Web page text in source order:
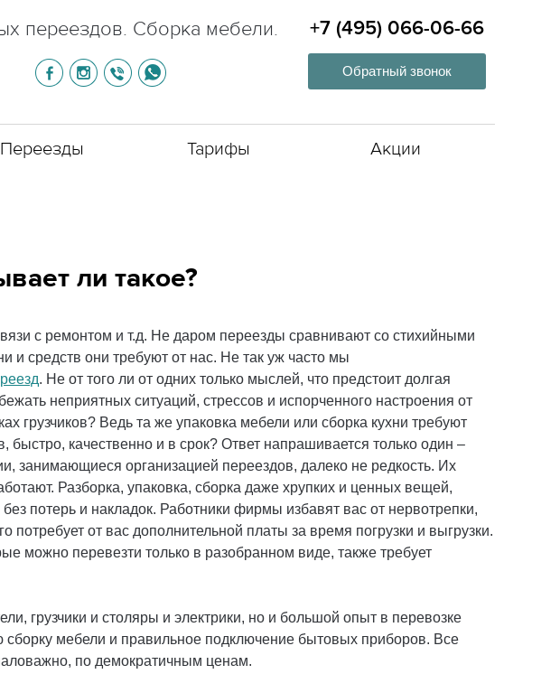
переездов. Сборка мебели. +7 (495) 066-06-66
Обратный звонок
Переезды Тарифы Акции
ли такое?
с ремонтом и т.д. Не даром переезды сравнивают со стихийными
и средств они требуют от нас. Не так уж часто мы
. Не от того ли от одних только мыслей, что предстоит долгая
неприятных ситуаций, стрессов и испорченного настроения от
грузчиков? Ведь та же упаковка мебели или сборка кухни требуют
быстро, качественно и в срок? Ответ напрашивается только один –
занимающиеся организацией переездов, далеко не редкость. Их
Разборка, упаковка, сборка даже хрупких и ценных вещей,
потерь и накладок. Работники фирмы избавят вас от нервотрепки,
потребует от вас дополнительной платы за время погрузки и выгрузки.
можно перевезти только в разобранном виде, также требует
грузчики и столяры и электрики, но и большой опыт в перевозке
мебели и правильное подключение бытовых приборов. Все
по демократичным ценам.